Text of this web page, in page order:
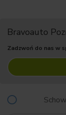
Bravoauto
Zadzwoń do nas w